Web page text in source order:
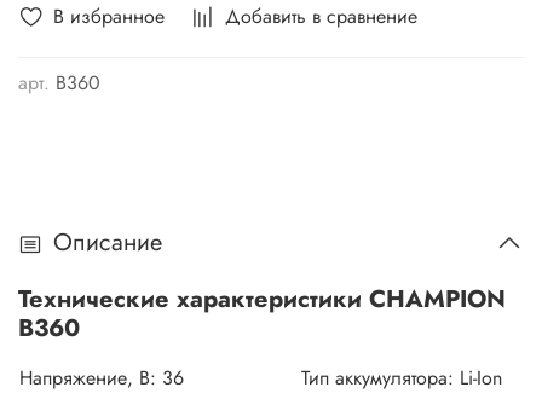
В избранное Добавить в сравнение
арт. B360
Описание
Технические характеристики CHAMPION
B360
Напряжение, В: 36 Тип аккумулятора: Li-Ion